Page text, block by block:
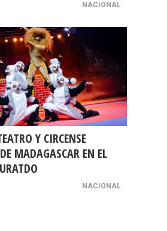
NACIONAL
Y CIRCENSE
MADAGASCAR EN EL
NACIONAL